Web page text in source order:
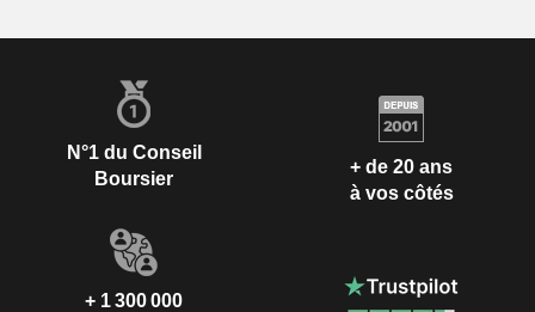
N°1 du Conseil
Boursier
+ de 20 ans
à vos côtés
+ 1 300 000